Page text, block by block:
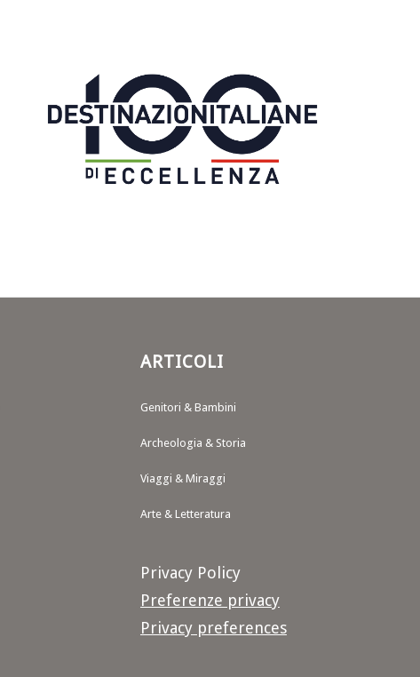
ARTICOLI
Genitori & Bambini
Archeologia & Storia
Viaggi & Miraggi
Arte & Letteratura
Privacy Policy
Preferenze privacy
Privacy preferences